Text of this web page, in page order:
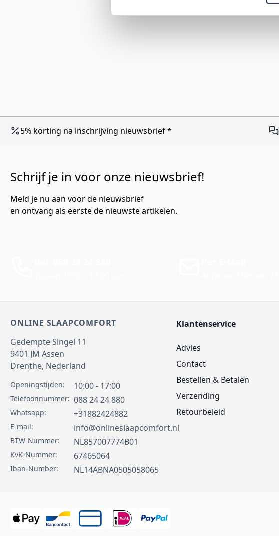
5% korting na inschrijving nieuwsbrief *
Schrijf je in voor onze nieuwsbrief!
Meld je nu aan voor de nieuwsbrief
en ontvang als eerste de nieuwste artikelen.
ONLINE SLAAPCOMFORT
Gedempte Singel 11
9401 JM Assen
Drenthe, Nederland
Openingstijden: 10:00 - 17:00
Telefoonnummer: 088 24 24 880
Whatsapp: +31882424882
E-mail: info@onlineslaapcomfort.nl
BTW-Nummer: NL857007774B01
KvK-Nummer: 67465064
Iban-Number: NL14ABNA0505058065
Klantenservice
Advies
Contact
Bestellen & Betalen
Verzending
Retourbeleid